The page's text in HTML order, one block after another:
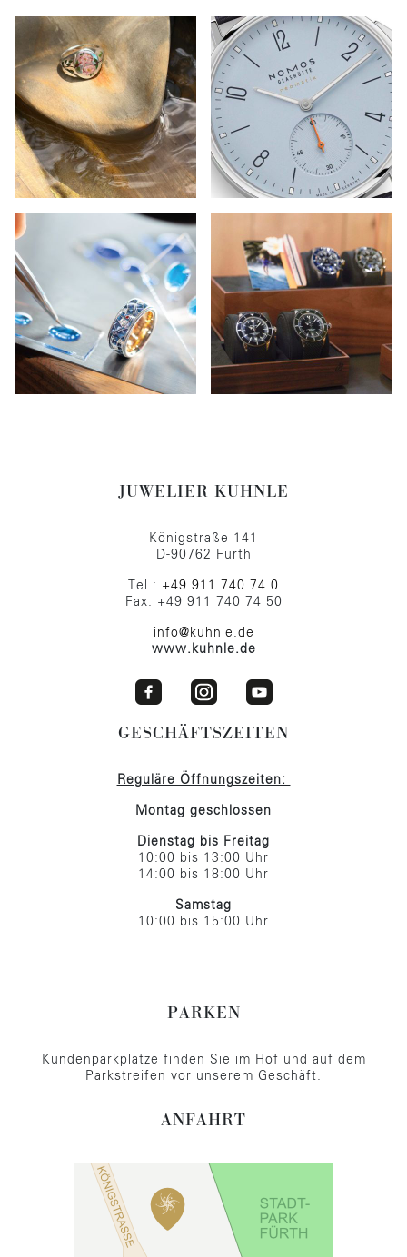
JUWELIER KUHNLE
Königstraße 141
D-90762 Fürth
Tel.: +49 911 740 74 0
Fax: +49 911 740 74 50
info@kuhnle.de
www.kuhnle.de
GESCHÄFTSZEITEN
Reguläre Öffnungszeiten:
Montag geschlossen
Dienstag bis Freitag
10:00 bis 13:00 Uhr
14:00 bis 18:00 Uhr
Samstag
10:00 bis 15:00 Uhr
PARKEN
Kundenparkplätze finden Sie im Hof und auf dem
Parkstreifen vor unserem Geschäft.
ANFAHRT